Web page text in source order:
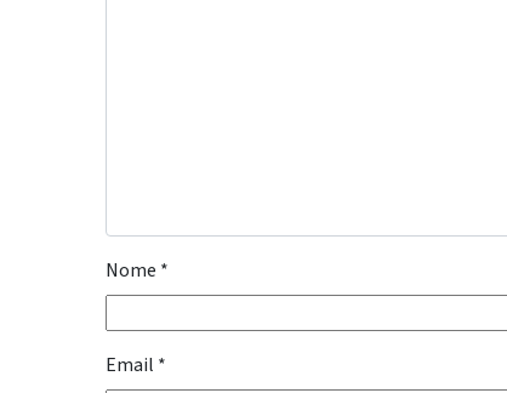
Nome *
Email *